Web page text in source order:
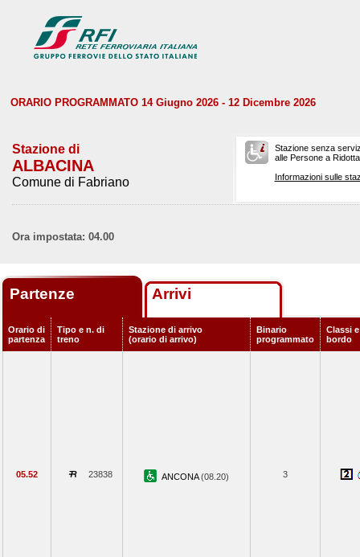
ORARIO PROGRAMMATO 14 Giugno 2026 - 12 Dicembre 2026
Stazione di
ALBACINA
Comune di Fabriano
Stazione senza
alle Persone a
Informazioni sulle
Ora impostata: 04.00
Partenze Arrivi
Orario di
partenza
Tipo e n. di
treno
Stazione di arrivo
(orario di arrivo)
Binario
programmato
Classi
bordo
05.52 23838 ANCONA(08.20) 3